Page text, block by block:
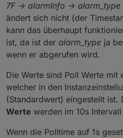
7F -> alarmInfo -> alarm_type
ändert sich nicht (der
kann das überhaupt
ist, da ist der alarm_type ja
wenn er abgerufen wird.
Die Werte sind Poll Werte mit
welcher in den
(Standardwert) eingestellt ist.
Werte werden im 10s
Wenn die Polltime auf 1s